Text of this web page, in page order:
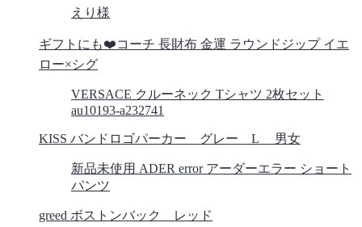
えり様
ギフトにも❤️コーチ 長財布 金運 ラウンドジップ イエ
ロー×シグ
VERSACE クルーネック Tシャツ 2枚セット
au10193-a232741
KISS バンドロゴパーカー グレー L 男女
新品未使用 ADER error アーダーエラー ショート
パンツ
greed ボストンバック レッド